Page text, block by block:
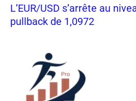
L’EUR/USD s’arrête au
pullback de 1,0972